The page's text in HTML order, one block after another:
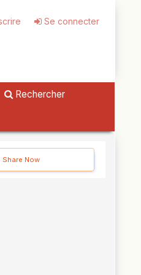
Se connecter
Rechercher
Share Now